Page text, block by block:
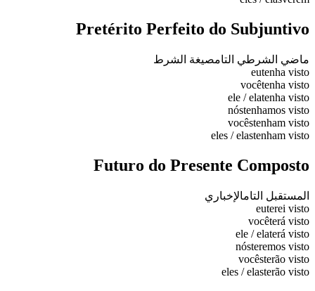
Pretérito Perfeito do Subjuntivo
ماضي الشرطي التامصيغة الشرط
eutenha visto
vocêtenha visto
ele / elatenha visto
nóstenhamos visto
vocêstenham visto
eles / elastenham visto
Futuro do Presente Composto
المستقبل التامالإخباري
euterei visto
vocêterá visto
ele / elaterá visto
nósteremos visto
vocêsterão visto
eles / elasterão visto